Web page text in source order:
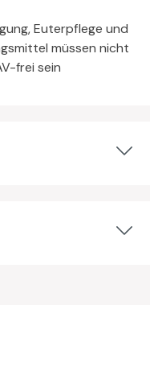
Euterpflege und
müssen nicht
frei sein